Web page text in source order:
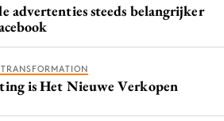
advertenties steeds belangrijker
is Het Nieuwe Verkopen